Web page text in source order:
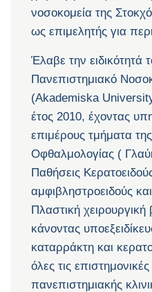
νοσοκομεία της
ως επιμελητής για
Έλαβε την ειδικότητά
Πανεπιστημιακό
(Akademiska
έτος 2010, έχοντας
επιμέρους τμήματα
Οφθαλμολογίας (
Παθήσεις
αμφιβληστροειδούς
Πλαστική
κάνοντας
καταρράκτη και
όλες τις
πανεπιστημιακής